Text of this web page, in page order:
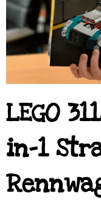
LEGO
in-1